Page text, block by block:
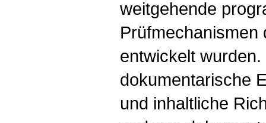
weitgehende
Prüfmechanismen
entwickelt
dokumentarische
und inhaltliche